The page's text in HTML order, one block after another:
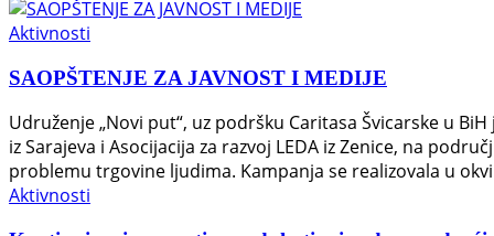
Aktivnosti
SAOPŠTENJE ZA JAVNOST I MEDIJE
Udruženje „Novi put“, uz podršku Caritasa Švicarske u
iz Sarajeva i Asocijacija za razvoj LEDA iz Zenice, na
problemu trgovine ljudima. Kampanja se realizovala u
Aktivnosti